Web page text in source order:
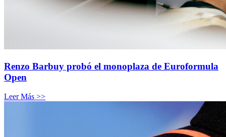
Renzo Barbuy probó el monoplaza de Euroformula
Open
Leer Más >>